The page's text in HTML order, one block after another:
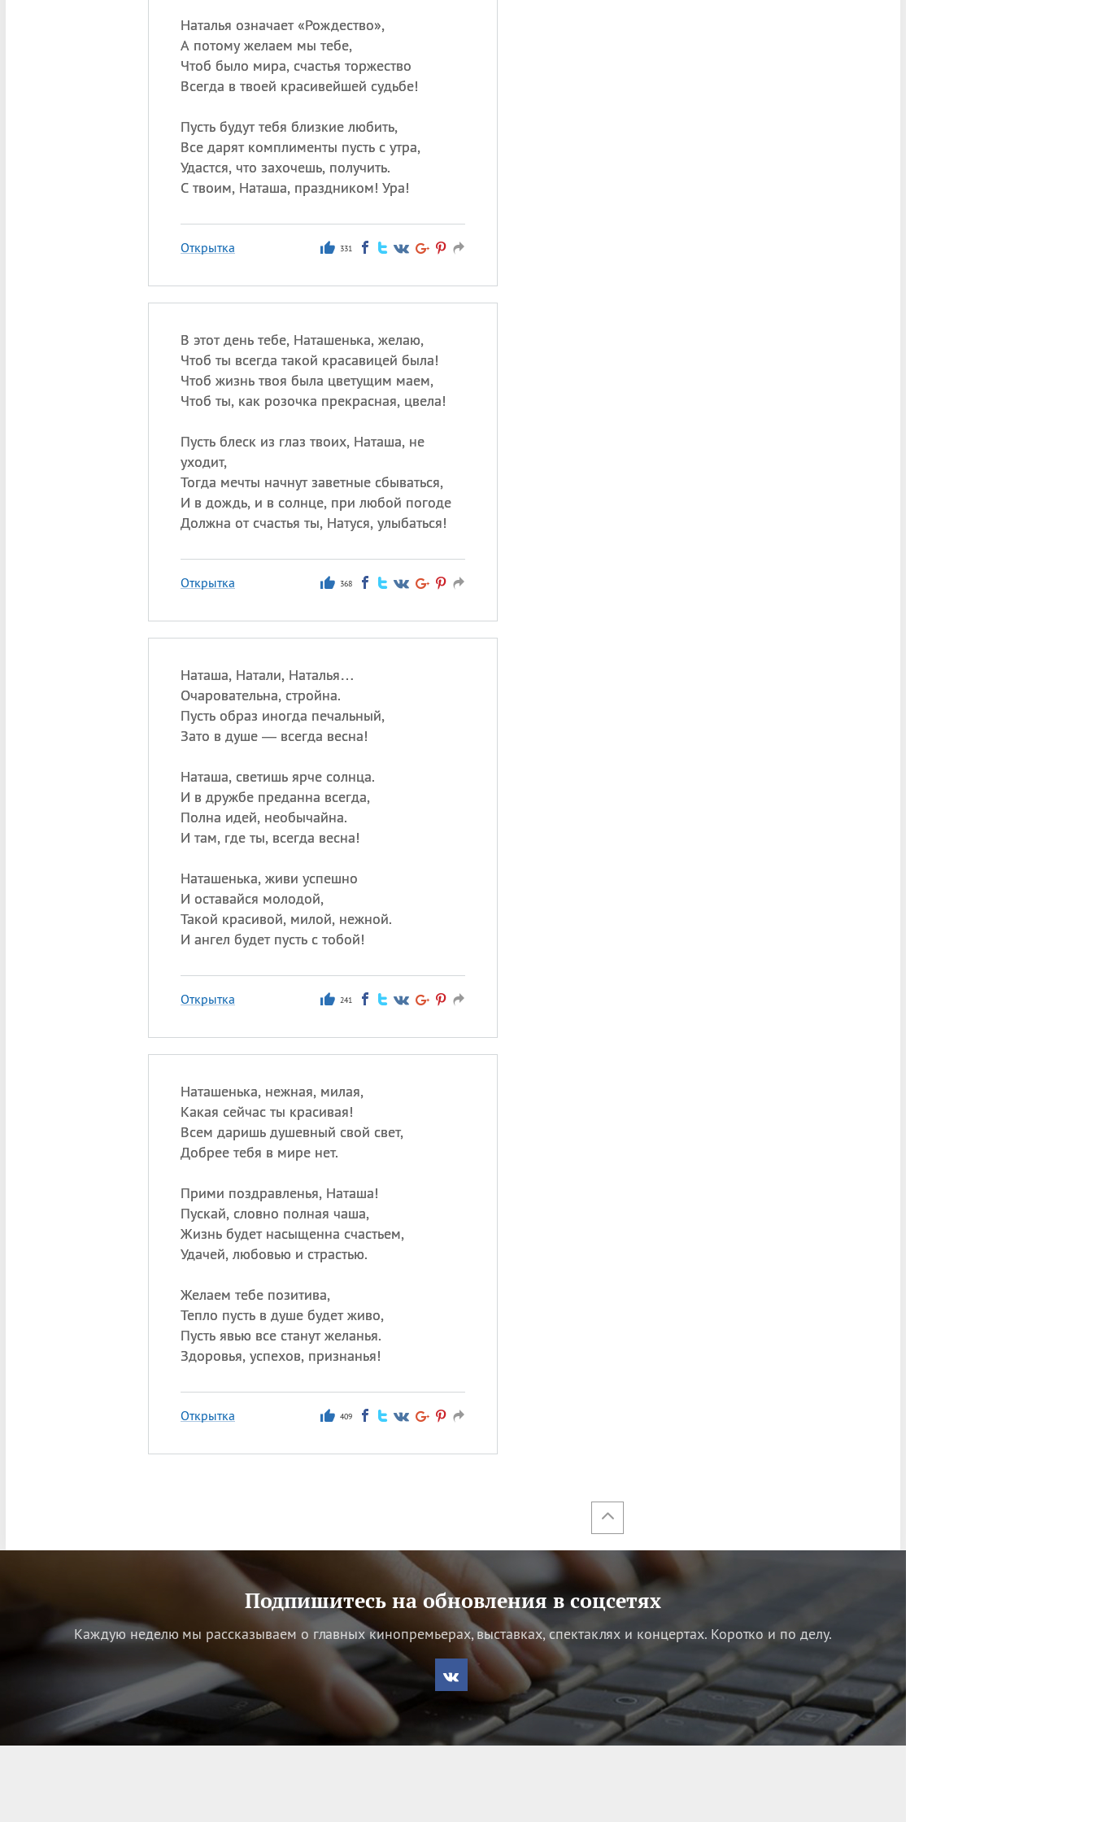
Наталья означает «Рождество»,
А потому желаем мы тебе,
Чтоб было мира, счастья торжество
Всегда в твоей красивейшей судьбе!
Пусть будут тебя близкие любить,
Все дарят комплименты пусть с утра,
Удастся, что захочешь, получить.
С твоим, Наташа, праздником! Ура!
Открытка 331
В этот день тебе, Наташенька, желаю,
Чтоб ты всегда такой красавицей была!
Чтоб жизнь твоя была цветущим маем,
Чтоб ты, как розочка прекрасная, цвела!
Пусть блеск из глаз твоих, Наташа, не
уходит,
Тогда мечты начнут заветные сбываться,
И в дождь, и в солнце, при любой погоде
Должна от счастья ты, Натуся, улыбаться!
Открытка 368
Наташа, Натали, Наталья…
Очаровательна, стройна.
Пусть образ иногда печальный,
Зато в душе — всегда весна!
Наташа, светишь ярче солнца.
И в дружбе преданна всегда,
Полна идей, необычайна.
И там, где ты, всегда весна!
Наташенька, живи успешно
И оставайся молодой,
Такой красивой, милой, нежной.
И ангел будет пусть с тобой!
Открытка 241
Наташенька, нежная, милая,
Какая сейчас ты красивая!
Всем даришь душевный свой свет,
Добрее тебя в мире нет.
Прими поздравленья, Наташа!
Пускай, словно полная чаша,
Жизнь будет насыщенна счастьем,
Удачей, любовью и страстью.
Желаем тебе позитива,
Тепло пусть в душе будет живо,
Пусть явью все станут желанья.
Здоровья, успехов, признанья!
Открытка 409
Подпишитесь на обновления в соцсетях
Каждую неделю мы рассказываем о главных кинопремьерах, выставках, спектаклях и концертах. Коротко и по делу.